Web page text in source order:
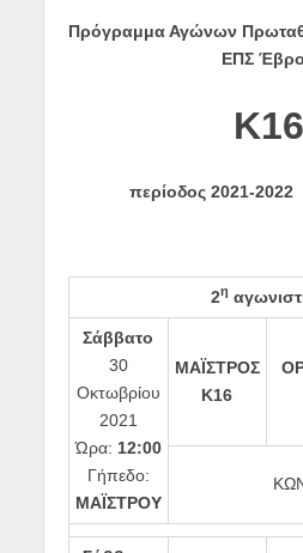
Πρόγραμμα Αγώνων
ΕΠΣ
K16
περίοδος 2021-
2η
Σάββατο
30
Οκτωβρίου
2021
Ώρα: 12:00
Γήπεδο:
ΜΑΪΣΤΡΟΥ
ΜΑΪΣΤΡΟΣ
Κ16